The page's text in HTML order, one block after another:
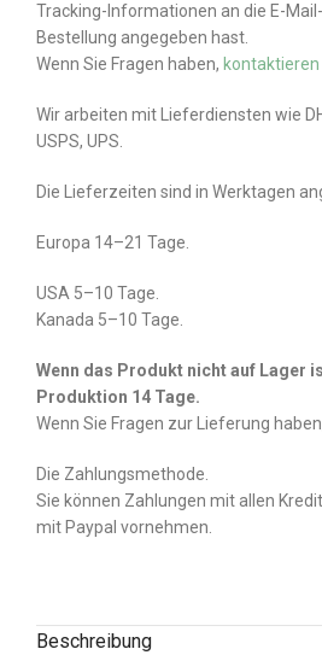
Tracking-Informationen an die E-
Bestellung angegeben hast.
Wenn Sie Fragen haben,
Wir arbeiten mit Lieferdiensten wie
USPS, UPS.
Die Lieferzeiten sind in Werktagen
Europa 14–21 Tage.
USA 5–10 Tage.
Kanada 5–10 Tage.
Wenn das Produkt nicht auf Lager
Produktion 14 Tage.
Wenn Sie Fragen zur Lieferung
Die Zahlungsmethode.
Sie können Zahlungen mit allen
mit Paypal vornehmen.
Beschreibung